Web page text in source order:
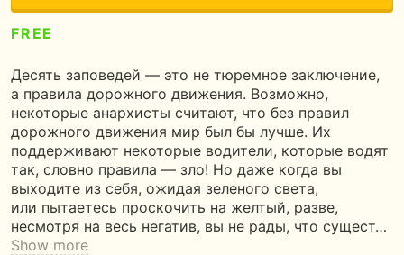
FREE
Десять заповедей — это не тюремное заключение,
а правила дорожного движения. Возможно,
некоторые анархисты считают, что без правил
дорожного движения мир был бы лучше. Их
поддерживают некоторые водители, которые водят
так, словно правила — зло! Но даже когда вы
выходите из себя, ожидая зеленого света,
или пытаетесь проскочить на желтый, разве,
несмотря на весь негатив, вы не рады, что сущест…
Show more